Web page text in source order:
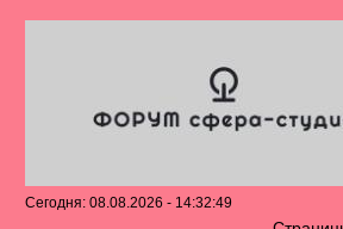
Сегодня: 08.08.2026 - 14:32:49